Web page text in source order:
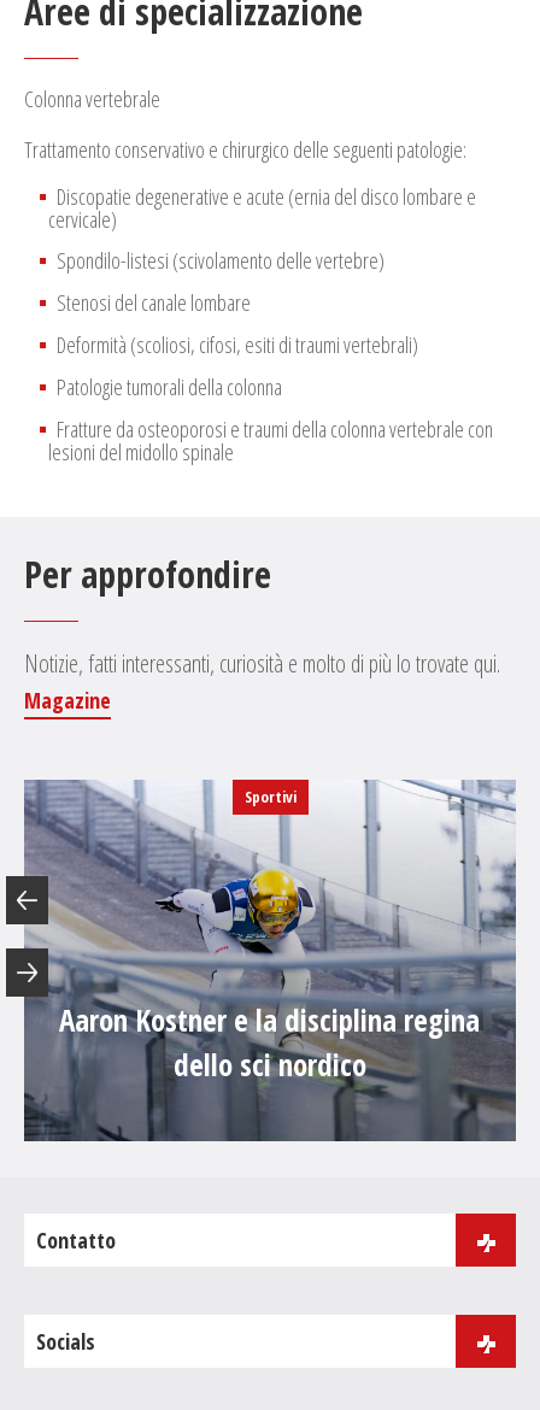
Aree di specializzazione
Colonna vertebrale
Trattamento conservativo e chirurgico delle seguenti patologie:
Discopatie degenerative e acute (ernia del disco lombare e
cervicale)
Spondilo-listesi (scivolamento delle vertebre)
Stenosi del canale lombare
Deformità (scoliosi, cifosi, esiti di traumi vertebrali)
Patologie tumorali della colonna
Fratture da osteoporosi e traumi della colonna vertebrale con
lesioni del midollo spinale
Per approfondire
Notizie, fatti interessanti, curiosità e molto di più lo trovate qui.
Magazine
Sportivi
Aaron Kostner e la disciplina regina
dello sci nordico
Contatto
39046 Ortisei
Socials